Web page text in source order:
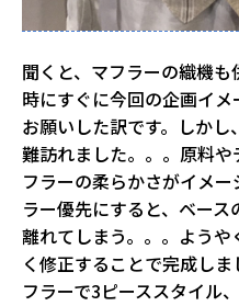
聞くと、マフラーの織機
時にすぐに今回の企画イ
お願いした訳です。しか
難訪れました。。。原料
フラーの柔らかさがイメ
ラー優先にすると、ベー
離れてしまう。。。よう
く修正することで完成し
フラーで3ピーススタイル